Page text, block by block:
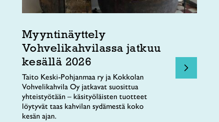
Myyntinäyttely
Vohvelikahvilassa jatkuu
kesällä 2026
Taito Keski-Pohjanmaa ry ja Kokkolan
Vohvelikahvila Oy jatkavat suosittua
yhteistyötään – käsityöläisten tuotteet
löytyvät taas kahvilan sydämestä koko
kesän ajan.